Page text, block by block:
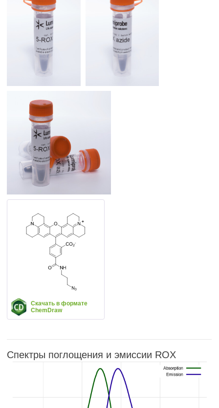
Скачать в формате
ChemDraw
Спектры поглощения и эмиссии ROX